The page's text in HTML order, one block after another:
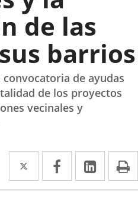
de las
barrios
de ayudas
de los proyectos
vecinales y
Twitter
Enlace
a
Facebook
Enlace
a
Enlace
a